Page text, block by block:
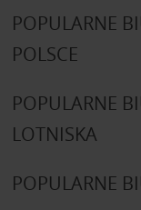
POPULARNE
POLSCE
POPULARNE
LOTNISKA
POPULARNE